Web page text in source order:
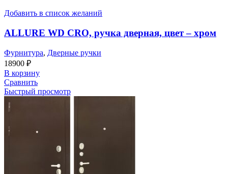
Добавить в список желаний
ALLURE WD CRO, ручка дверная, цвет – хром
Фурнитура, Дверные ручки
18900 ₽
В корзину
Сравнить
Быстрый просмотр